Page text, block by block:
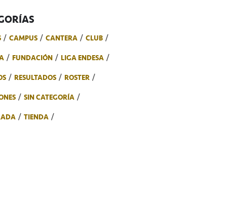
CAMPUS CANTERA
CLUB
FUNDACIÓN
LIGA ENDESA
RESULTADOS
ROSTER
SIN CATEGORÍA
TIENDA